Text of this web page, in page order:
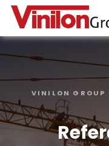
VINILON GROUP